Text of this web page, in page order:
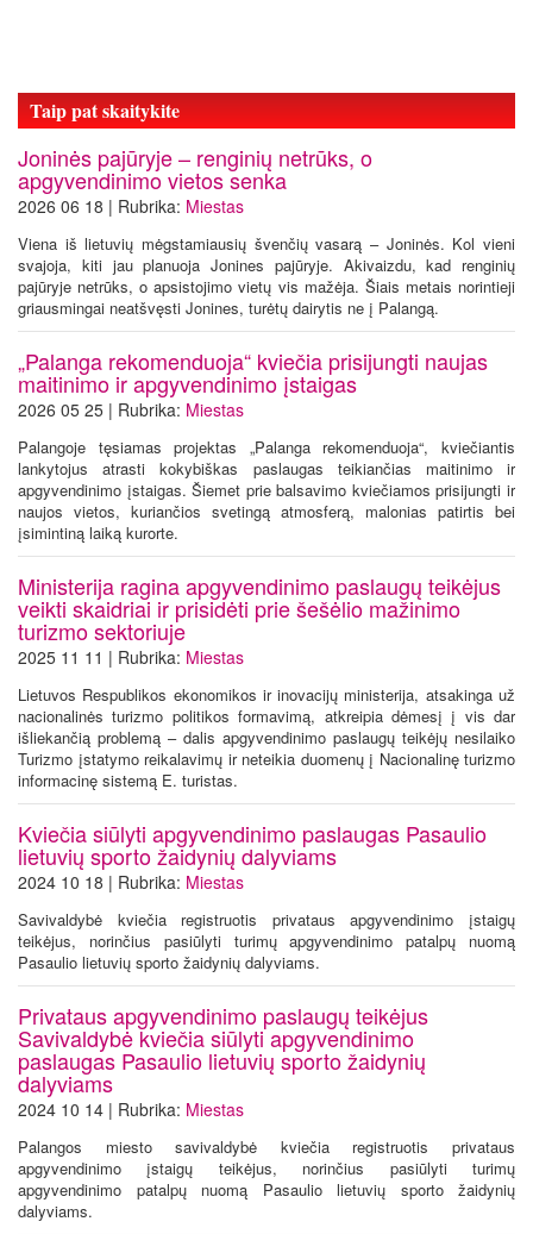
Taip pat skaitykite
Joninės pajūryje – renginių netrūks, o
apgyvendinimo vietos senka
2026 06 18 | Rubrika: Miestas
Viena iš lietuvių mėgstamiausių švenčių vasarą – Joninės. Kol vieni
svajoja, kiti jau planuoja Jonines pajūryje. Akivaizdu, kad renginių
pajūryje netrūks, o apsistojimo vietų vis mažėja. Šiais metais norintieji
griausmingai neatšvęsti Jonines, turėtų dairytis ne į Palangą.
„Palanga rekomenduoja“ kviečia prisijungti naujas
maitinimo ir apgyvendinimo įstaigas
2026 05 25 | Rubrika: Miestas
Palangoje tęsiamas projektas „Palanga rekomenduoja“, kviečiantis
lankytojus atrasti kokybiškas paslaugas teikiančias maitinimo ir
apgyvendinimo įstaigas. Šiemet prie balsavimo kviečiamos prisijungti ir
naujos vietos, kuriančios svetingą atmosferą, malonias patirtis bei
įsimintiną laiką kurorte.
Ministerija ragina apgyvendinimo paslaugų teikėjus
veikti skaidriai ir prisidėti prie šešėlio mažinimo
turizmo sektoriuje
2025 11 11 | Rubrika: Miestas
Lietuvos Respublikos ekonomikos ir inovacijų ministerija, atsakinga už
nacionalinės turizmo politikos formavimą, atkreipia dėmesį į vis dar
išliekančią problemą – dalis apgyvendinimo paslaugų teikėjų nesilaiko
Turizmo įstatymo reikalavimų ir neteikia duomenų į Nacionalinę turizmo
informacinę sistemą E. turistas.
Kviečia siūlyti apgyvendinimo paslaugas Pasaulio
lietuvių sporto žaidynių dalyviams
2024 10 18 | Rubrika: Miestas
Savivaldybė kviečia registruotis privataus apgyvendinimo įstaigų
teikėjus, norinčius pasiūlyti turimų apgyvendinimo patalpų nuomą
Pasaulio lietuvių sporto žaidynių dalyviams.
Privataus apgyvendinimo paslaugų teikėjus
Savivaldybė kviečia siūlyti apgyvendinimo
paslaugas Pasaulio lietuvių sporto žaidynių
dalyviams
2024 10 14 | Rubrika: Miestas
Palangos miesto savivaldybė kviečia registruotis privataus
apgyvendinimo įstaigų teikėjus, norinčius pasiūlyti turimų
apgyvendinimo patalpų nuomą Pasaulio lietuvių sporto žaidynių
dalyviams.